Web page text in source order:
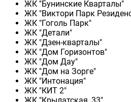
ЖК "Бунинские Кварталы"
ЖК "Виктори Парк
ЖК "Гоголь Парк"
ЖК "Детали"
ЖК "Дзен-кварталы"
ЖК "Дом Горизонтов"
ЖК "Дом Дау"
ЖК "Дом на Зорге"
ЖК "Интонация"
ЖК "КИТ 2"